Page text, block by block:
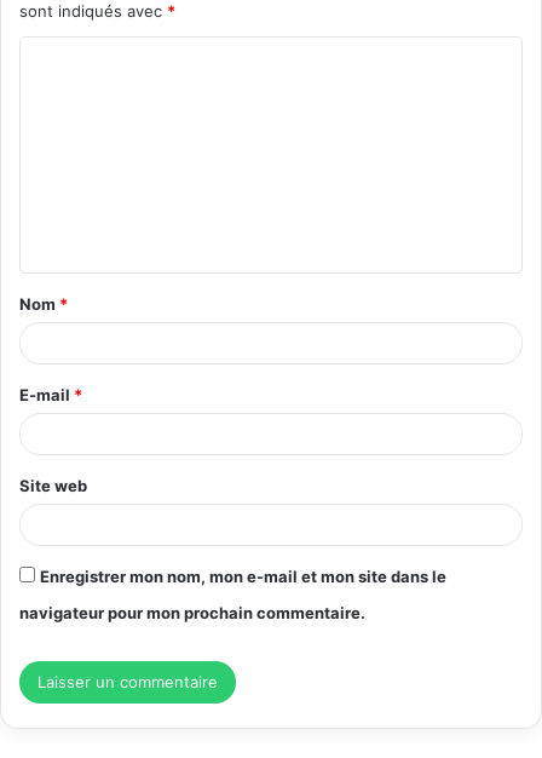
sont indiqués avec *
t
a
i
e
*
Nom *
E-mail *
Site web
Enregistrer mon nom, mon e-mail et mon site dans le
navigateur pour mon prochain commentaire.